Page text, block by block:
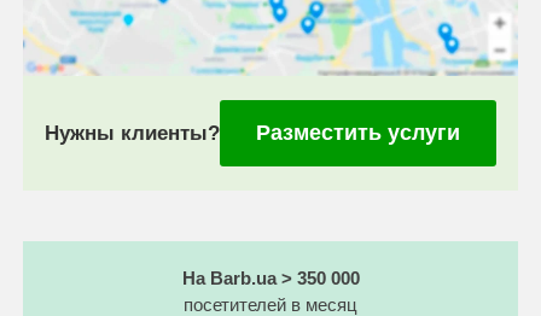
Нужны клиенты? Разместить услуги
На Barb.ua > 350 000
посетителей в месяц